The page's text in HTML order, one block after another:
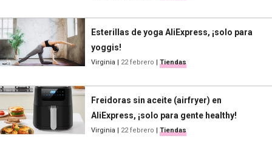
Esterillas de yoga AliExpress, ¡solo para
yoggis!
Virginia 22 febrero Tiendas
Freidoras sin aceite (airfryer) en
AliExpress, ¡solo para gente healthy!
Virginia 22 febrero Tiendas